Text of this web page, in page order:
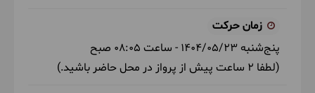
زمان حرکت
پنج‌شنبه 1404/05/23 - ساعت 08:05 صبح
(لطفا 2 ساعت پیش از پرواز در محل حاضر باشید.)